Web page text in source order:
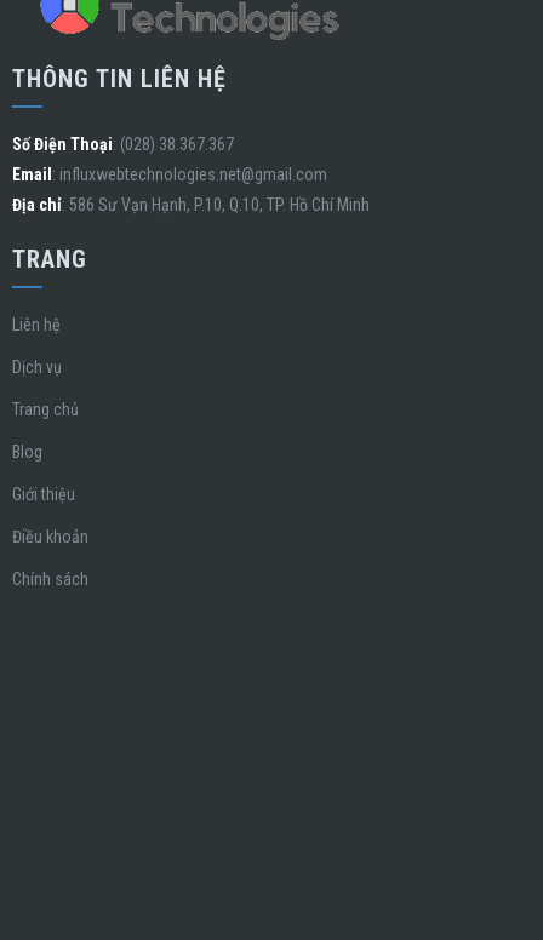
THÔNG TIN LIÊN HỆ
Số Điện Thoại: (028) 38.367.367
Email : influxwebtechnologies.net@gmail.com
Địa chỉ: 586 Sư Vạn Hạnh, P.10, Q.10, TP. Hồ Chí Minh
TRANG
Liên hệ
Dịch vụ
Trang chủ
Blog
Giới thiệu
Điều khoản
Chính sách